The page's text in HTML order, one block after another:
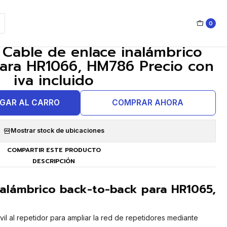
0
Cable de enlace inalámbrico
HR1066, HM786 Precio con
iva incluido
AL CARRO COMPRAR AHORA
Mostrar stock de ubicaciones
COMPARTIR ESTE PRODUCTO
DESCRIPCIÓN
back-to-back para HR1065,
al repetidor para ampliar la red de repetidores mediante